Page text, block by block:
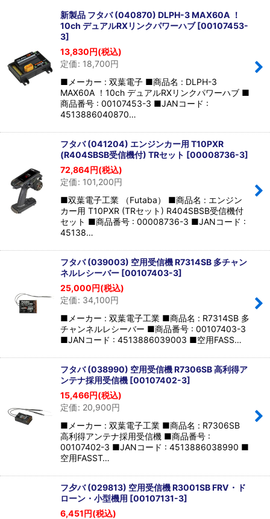
絞り込む
新製品 フタバ (040870) DLPH-3 MAX60A ！
10ch デュアルRXリンクパワーハブ[00107453-
3]
13,830円(税込)
定価: 18,700円
■メーカー : 双葉電子 ■商品名 : DLPH-3
MAX60A ！10ch デュアルRXリンクパワーハブ ■
商品番号 : 00107453-3 ■JANコード :
4513886040870…
フタバ (041204) エンジンカー用 T10PXR
(R404SBSB受信機付) TRセット [00008736-3]
72,864円(税込)
定価: 101,200円
■双葉電子工業 （Futaba） ■商品名 : エンジン
カー用 T10PXR (TRセット) R404SBSB受信機付
セット ■商品番号 : 00008736-3 ■JANコード :
45138…
フタバ (039003) 空用受信機 R7314SB 多チャン
ネルレシーバー [00107403-3]
25,000円(税込)
定価: 34,100円
■メーカー : 双葉電子工業 ■商品名 : R7314SB 多
チャンネルレシーバー ■商品番号 : 00107403-3
■JANコード : 4513886039003 ■空用FASS…
フタバ (038990) 空用受信機 R7306SB 高利得ア
ンテナ採用受信機 [00107402-3]
15,466円(税込)
定価: 20,900円
■メーカー : 双葉電子工業 ■商品名 : R7306SB
高利得アンテナ採用受信機 ■商品番号 :
00107402-3 ■JANコード : 4513886038990 ■
空用FASST…
フ夕バ (029813) 空用受信機 R3001SB FRV・ド
ローン・小型機用 [00107131-3]
6,451円(税込)